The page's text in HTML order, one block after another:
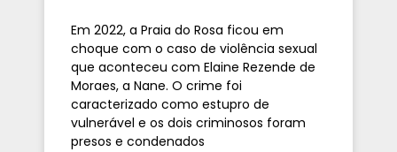
Em 2022, a Praia do Rosa ficou em
choque com o caso de violência sexual
que aconteceu com Elaine Rezende de
Moraes, a Nane. O crime foi
caracterizado como estupro de
vulnerável e os dois criminosos foram
presos e condenados